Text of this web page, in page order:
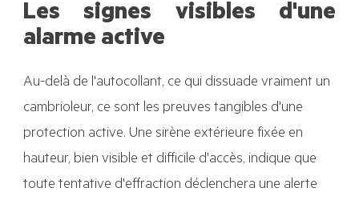
Les signes visibles d'une
alarme active
Au-delà de l'autocollant, ce qui dissuade vraiment un
cambrioleur, ce sont les preuves tangibles d'une
protection active. Une sirène extérieure fixée en
hauteur, bien visible et difficile d'accès, indique que
toute tentative d'effraction déclenchera une alerte